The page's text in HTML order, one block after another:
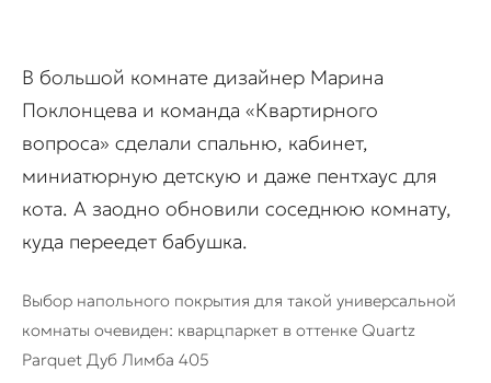
В большой комнате дизайнер Марина
Поклонцева и команда «Квартирного
вопроса» сделали спальню, кабинет,
миниатюрную детскую и даже пентхаус для
кота. А заодно обновили соседнюю комнату,
куда переедет бабушка.
Выбор напольного покрытия для такой универсальной
комнаты очевиден: кварцпаркет в оттенке Quartz
Parquet Дуб Лимба 405